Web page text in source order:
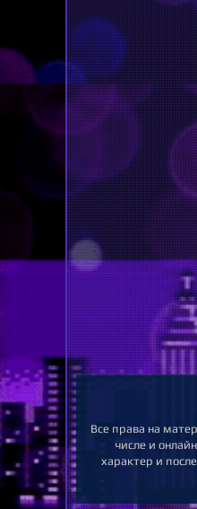
Все права на
числе и
характер и